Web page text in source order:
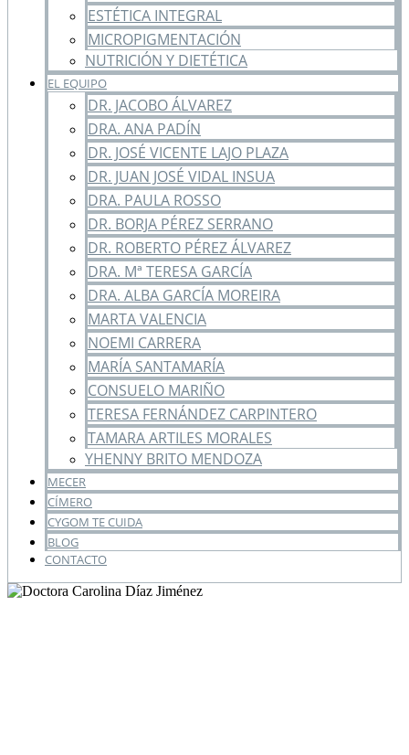
ESTÉTICA INTEGRAL
MICROPIGMENTACIÓN
NUTRICIÓN Y DIETÉTICA
EL EQUIPO
DR. JACOBO ÁLVAREZ
DRA. ANA PADÍN
DR. JOSÉ VICENTE LAJO PLAZA
DR. JUAN JOSÉ VIDAL INSUA
DRA. PAULA ROSSO
DR. BORJA PÉREZ SERRANO
DR. ROBERTO PÉREZ ÁLVAREZ
DRA. Mª TERESA GARCÍA
DRA. ALBA GARCÍA MOREIRA
MARTA VALENCIA
NOEMI CARRERA
MARÍA SANTAMARÍA
CONSUELO MARIÑO
TERESA FERNÁNDEZ CARPINTERO
TAMARA ARTILES MORALES
YHENNY BRITO MENDOZA
MECER
CÍMERO
CYGOM TE CUIDA
BLOG
CONTACTO